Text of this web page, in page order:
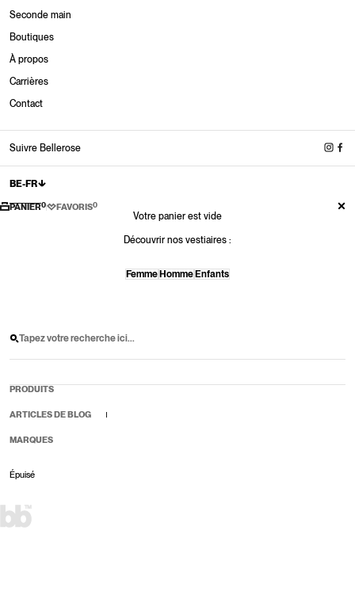
Seconde main
Boutiques
À propos
Carrières
Contact
Suivre Bellerose
BE-FR
Nouveautés
Nouveautés
Nouveautés
Commander
PANIER0 FAVORIS0
Votre panier est vide
Découvrir nos vestiaires :
Femme Homme Enfants
PRODUITS
ARTICLES DE BLOG
MARQUES
Épuisé
Prix soldé
Prix plein